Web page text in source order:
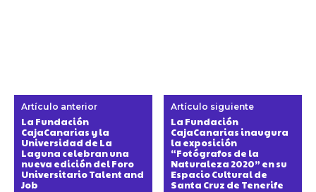
Artículo anterior
La Fundación
CajaCanarias y la
Universidad de La
Laguna celebran una
nueva edición del Foro
Universitario Talent and
Job
Artículo siguiente
La Fundación
CajaCanarias inaugura
la exposición
“Fotógrafos de la
Naturaleza 2020” en su
Espacio Cultural de
Santa Cruz de Tenerife